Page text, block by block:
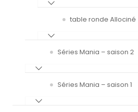
table ronde Allociné
Séries Mania – saison 2
Séries Mania – saison 1